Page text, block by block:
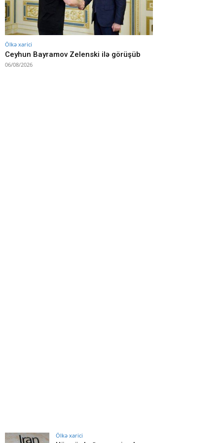
Ölkə xarici
Ceyhun Bayramov Zelenski ilə görüşüb
06/08/2026
Ölkə xarici